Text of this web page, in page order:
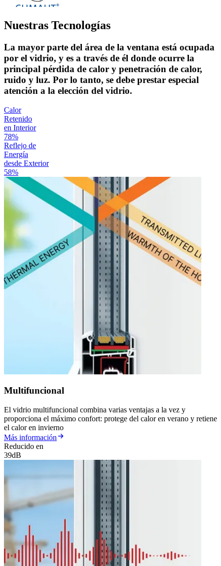
Nuestras Tecnologías
La mayor parte del área de la ventana está ocupada
por el vidrio, y es a través de él donde ocurre la
principal pérdida de calor y penetración de calor,
ruido y luz. Por lo tanto, se debe prestar especial
atención a la elección del vidrio.
Calor
Retenido
en Interior
78%
Reflejo de
Energía
desde Exterior
58%
Multifuncional
El vidrio multifuncional combina varias ventajas a la vez y
proporciona el máximo confort: protege del calor en verano y retiene
el calor en invierno
Más información
Reducido en
39dB